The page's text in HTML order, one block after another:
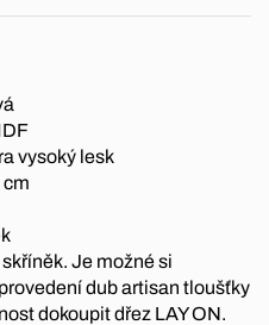
vysoký lesk
Je možné si
dub artisan tloušťky
dokoupit dřez LAY ON.